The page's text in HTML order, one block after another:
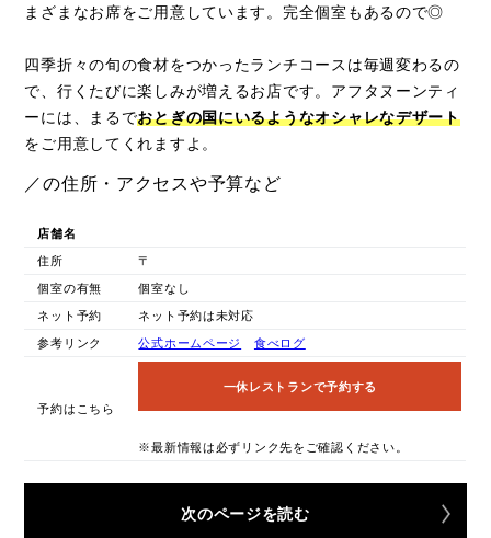
まざまなお席をご用意しています。完全個室もあるので◎
四季折々の旬の食材をつかったランチコースは毎週変わるの
で、行くたびに楽しみが増えるお店です。アフタヌーンティ
ーには、まるでおとぎの国にいるようなオシャレなデザート
をご用意してくれますよ。
／の住所・アクセスや予算など
店舗名
住所 〒
個室の有無 個室なし
ネット予約 ネット予約は未対応
参考リンク 公式ホームページ 食べログ
予約はこちら
一休レストランで予約する
※最新情報は必ずリンク先をご確認ください。
次のページを読む